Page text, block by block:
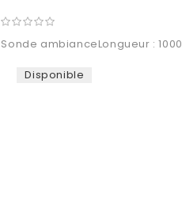
Sonde ambianceLongueur : 1000
Disponible